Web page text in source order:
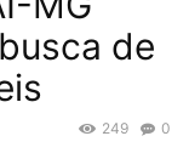
de
0
249